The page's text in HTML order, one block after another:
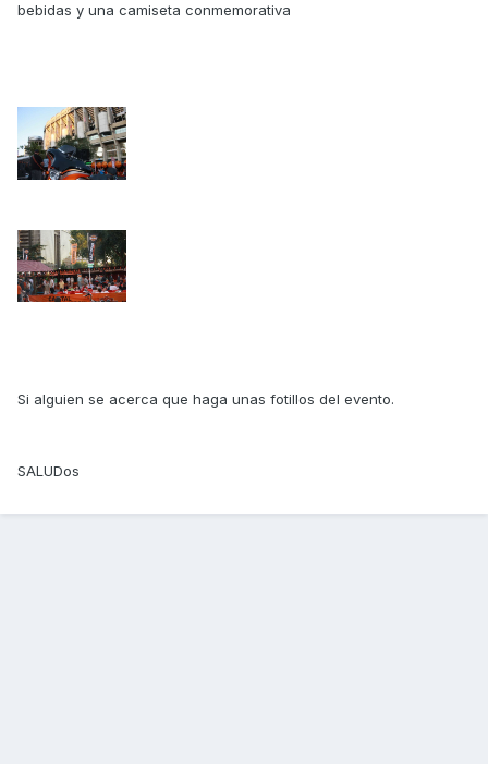
bebidas y una camiseta conmemorativa
Si alguien se acerca que haga unas fotillos del evento.
SALUDos